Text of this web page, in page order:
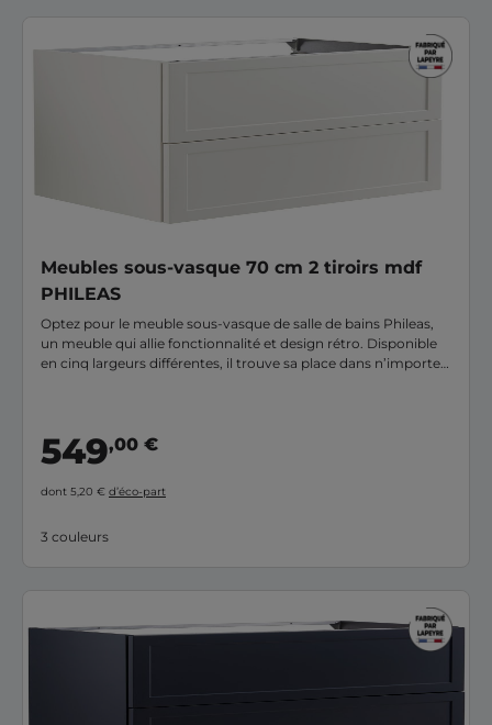
Meubles sous-vasque 70 cm 2 tiroirs mdf
PHILEAS
Optez pour le meuble sous-vasque de salle de bains Phileas,
un meuble qui allie fonctionnalité et design rétro. Disponible
en cinq largeurs différentes, il trouve sa place dans n’importe
549,00 €
dont 5,20 € d’éco-part
3 couleurs